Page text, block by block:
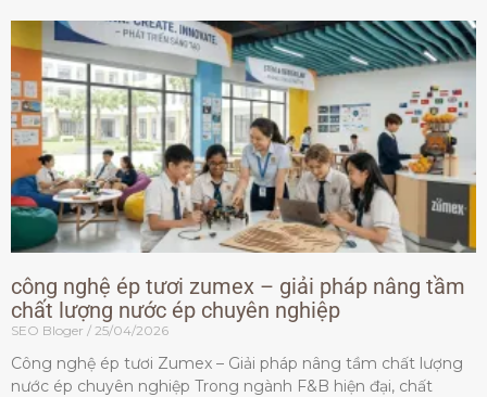
công nghệ ép tươi zumex – giải pháp nâng tầm
chất lượng nước ép chuyên nghiệp
SEO Bloger 25/04/2026
Công nghệ ép tươi Zumex – Giải pháp nâng tầm chất lượng
nước ép chuyên nghiệp Trong ngành F&B hiện đại, chất